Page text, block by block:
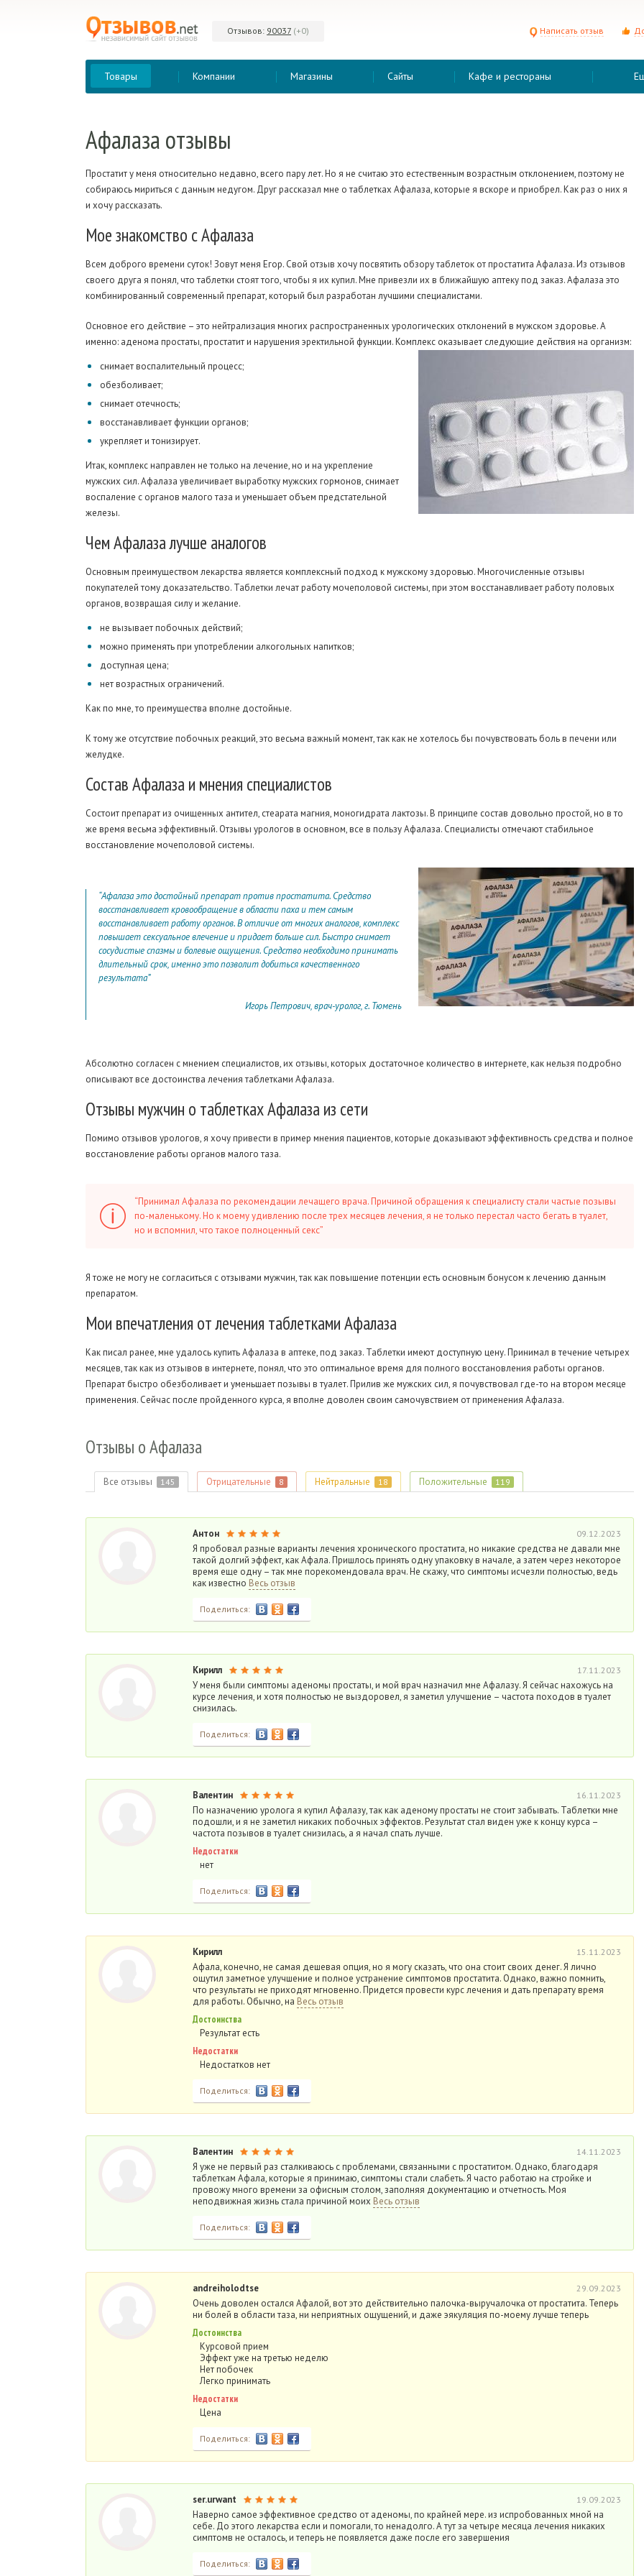
Отзывов: 90037 (+0) Написать отзыв
Товары Компании Магазины Сайты Кафе и рестораны
Афалазаотзывы
Простатит у меня относительно недавно, всего пару лет. Но я не считаю это естественным возрастным отклонением, поэтому не
собираюсь мириться с данным недугом. Друг рассказал мне о таблетках Афалаза, которые я вскоре и приобрел. Как раз о них я
и хочу рассказать.
Моезнакомство с Афалаза
Всем доброго времени суток! Зовут меня Егор. Свой отзыв хочу посвятить обзору таблеток от простатита Афалаза. Из отзывов
своего друга я понял, что таблетки стоят того, чтобы я их купил. Мне привезли их в ближайшую аптеку под заказ. Афалаза это
комбинированный современный препарат, который был разработан лучшими специалистами.
Основное его действие – это нейтрализация многих распространенных урологических отклонений в мужском здоровье. А
именно: аденома простаты, простатит и нарушения эректильной функции. Комплекс оказывает следующие действия на организм:
снимает воспалительный процесс;
обезболивает;
снимает отечность;
восстанавливает функции органов;
укрепляет и тонизирует.
Итак, комплекс направлен не только на лечение, но и на укрепление
мужских сил. Афалаза увеличивает выработку мужских гормонов, снимает
воспаление с органов малого таза и уменьшает объем предстательной
железы.
ЧемАфалаза лучше аналогов
Основным преимуществом лекарства является комплексный подход к мужскому здоровью. Многочисленные отзывы
покупателей тому доказательство. Таблетки лечат работу мочеполовой системы, при этом восстанавливает работу половых
органов, возвращая силу и желание.
не вызывает побочных действий;
можно применять при употреблении алкогольных напитков;
доступная цена;
нет возрастных ограничений.
Как по мне, то преимущества вполне достойные.
К тому же отсутствие побочных реакций, это весьма важный момент, так как не хотелось бы почувствовать боль в печени или
желудке.
СоставАфалаза и мнения специалистов
Состоит препарат из очищенных антител, стеарата магния, моногидрата лактозы. В принципе состав довольно простой, но в то
же время весьма эффективный. Отзывы урологов в основном, все в пользу Афалаза. Специалисты отмечают стабильное
восстановление мочеполовой системы.
“Афалаза это достойный препарат против простатита. Средство
восстанавливает кровообращение в области паха и тем самым
восстанавливает работу органов. В отличие от многих аналогов, комплекс
повышает сексуальное влечение и придает больше сил. Быстро снимает
сосудистые спазмы и болевые ощущения. Средство необходимо принимать
длительный срок, именно это позволит добиться качественного
результата”
Игорь Петрович, врач-уролог, г. Тюмень
Абсолютно согласен с мнением специалистов, их отзывы, которых достаточное количество в интернете, как нельзя подробно
описывают все достоинства лечения таблетками Афалаза.
Отзывы мужчин о таблетках Афалаза из сети
Помимо отзывов урологов, я хочу привести в пример мнения пациентов, которые доказывают эффективность средства и полное
восстановление работы органов малого таза.
“Принимал Афалаза по рекомендации лечащего врача. Причиной обращения к специалисту стали частые позывы
по-маленькому. Но к моему удивлению после трех месяцев лечения, я не только перестал часто бегать в туалет,
но и вспомнил, что такое полноценный секс”
Я тоже не могу не согласиться с отзывами мужчин, так как повышение потенции есть основным бонусом к лечению данным
препаратом.
Мои впечатления от лечения таблетками Афалаза
Как писал ранее, мне удалось купить Афалаза в аптеке, под заказ. Таблетки имеют доступную цену. Принимал в течение четырех
месяцев, так как из отзывов в интернете, понял, что это оптимальное время для полного восстановления работы органов.
Препарат быстро обезболивает и уменьшает позывы в туалет. Прилив же мужских сил, я почувствовал где-то на втором месяце
применения. Сейчас после пройденного курса, я вполне доволен своим самочувствием от применения Афалаза.
Отзывы о Афалаза
Все отзывы 145 Отрицательные 8 Нейтральные 18 Положительные 119
Антон 09.12.2023
Я пробовал разные варианты лечения хронического простатита, но никакие средства не давали мне
такой долгий эффект, как Афала. Пришлось принять одну упаковку в начале, а затем через некоторое
время еще одну – так мне порекомендовала врач. Не скажу, что симптомы исчезли полностью, ведь
как известно Весь отзыв
Поделиться:
Кирилл 17.11.2023
У меня были симптомы аденомы простаты, и мой врач назначил мне Афалазу. Я сейчас нахожусь на
курсе лечения, и хотя полностью не выздоровел, я заметил улучшение – частота походов в туалет
снизилась.
Поделиться:
Валентин 16.11.2023
По назначению уролога я купил Афалазу, так как аденому простаты не стоит забывать. Таблетки мне
подошли, и я не заметил никаких побочных эффектов. Результат стал виден уже к концу курса –
частота позывов в туалет снизилась, а я начал спать лучше.
Недостатки
нет
Поделиться:
Кирилл 15.11.2023
Афала, конечно, не самая дешевая опция, но я могу сказать, что она стоит своих денег. Я лично
ощутил заметное улучшение и полное устранение симптомов простатита. Однако, важно помнить,
что результаты не приходят мгновенно. Придется провести курс лечения и дать препарату время
для работы. Обычно, на Весь отзыв
Достоинства
Результат есть
Недостатки
Недостатков нет
Поделиться:
Валентин 14.11.2023
Я уже не первый раз сталкиваюсь с проблемами, связанными с простатитом. Однако, благодаря
таблеткам Афала, которые я принимаю, симптомы стали слабеть. Я часто работаю на стройке и
провожу много времени за офисным столом, заполняя документацию и отчетность. Моя
неподвижная жизнь стала причиной моих Весь отзыв
Поделиться:
andreiholodtse 29.09.2023
Очень доволен остался Афалой, вот это действительно палочка-выручалочка от простатита. Теперь
ни болей в области таза, ни неприятных ощущений, и даже эякуляция по-моему лучше теперь
Достоинства
Курсовой прием
Эффект уже на третью неделю
Нет побочек
Легко принимать
Недостатки
Цена
Поделиться:
ser.urwant 19.09.2023
Наверно самое эффективное средство от аденомы, по крайней мере. из испробованных мной на
себе. До этого лекарства если и помогали, то ненадолго. А тут за четыре месяца лечения никаких
симптомв не осталось, и теперь не появляется даже после его завершения
Поделиться: